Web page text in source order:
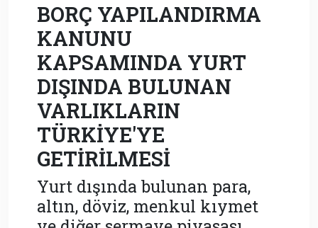
BORÇ YAPILANDIRMA
KANUNU
KAPSAMINDA YURT
DIŞINDA BULUNAN
VARLIKLARIN
TÜRKİYE'YE
GETİRİLMESİ
Yurt dışında bulunan para,
altın, döviz, menkul kıymet